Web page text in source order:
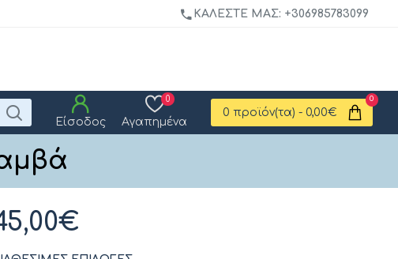
ΚΑΛΈΣΤΕ ΜΑΣ: +306985783099
Είσοδος Αγαπημένα
0
0 προϊόν(τα) - 0,00€
0